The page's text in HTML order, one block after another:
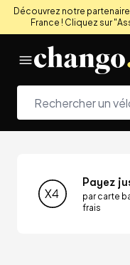
Découvrez notre
France ! Cliquez sur
Payez
par carte
frais